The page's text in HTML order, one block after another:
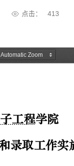
点击： 413